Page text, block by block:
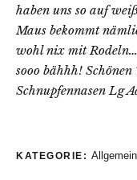
haben uns so auf
Maus bekommt
wohl nix mit Rodeln…
sooo bähhh!
Schnupfennasen Lg
KATEGORIE: Allgemein